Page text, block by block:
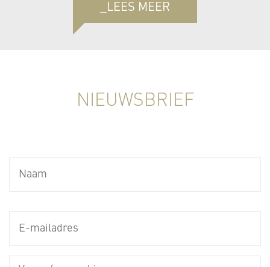
_LEES MEER
NIEUWSBRIEF